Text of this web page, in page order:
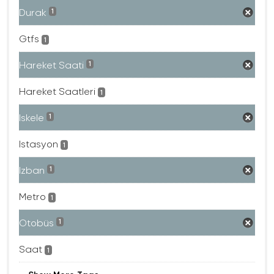
Durak 1
Gtfs 1
Hareket Saati 1
Hareket Saatleri 1
Iskele 1
Istasyon 1
Izban 1
Metro 1
Otobüs 1
Saat 1